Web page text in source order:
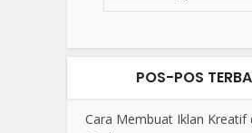
POS-POS
Cara Membuat Iklan Kreatif